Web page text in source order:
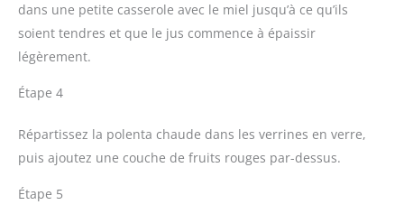
dans une petite casserole avec le miel jusqu’à ce qu’ils
soient tendres et que le jus commence à épaissir
légèrement.
Étape 4
Répartissez la polenta chaude dans les verrines en verre,
puis ajoutez une couche de fruits rouges par-dessus.
Étape 5